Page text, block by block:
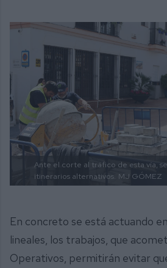
Ante el corte al tráfico de esta vía,
itinerarios alternativos. MJ GÓMEZ
En concreto se está actuando
lineales, los trabajos, que
Operativos, permitirán evitar